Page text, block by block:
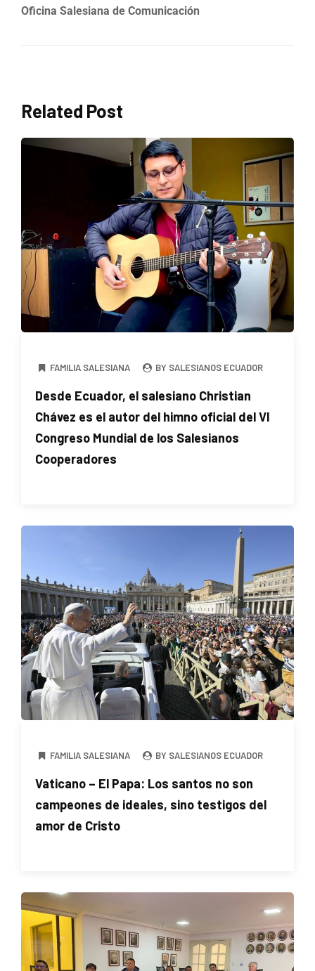
Oficina Salesiana de Comunicación
Related Post
FAMILIA SALESIANA BY SALESIANOS ECUADOR
Desde Ecuador, el salesiano Christian
Chávez es el autor del himno oficial del VI
Congreso Mundial de los Salesianos
Cooperadores
FAMILIA SALESIANA BY SALESIANOS ECUADOR
Vaticano – El Papa: Los santos no son
campeones de ideales, sino testigos del
amor de Cristo